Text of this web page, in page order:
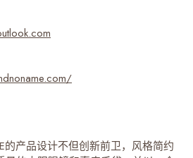
的产品设计不但创新前卫，风格简约